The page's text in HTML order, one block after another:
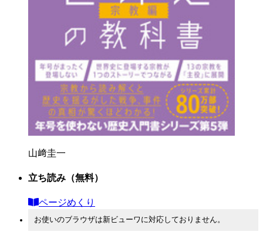
山﨑圭一
立ち読み （無料）
ページめくり
お使いのブラウザは新ビューワに対応しておりません。